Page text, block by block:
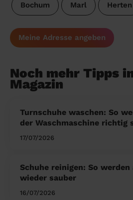
Bochum Marl Herten
Meine Adresse angeben
Noch mehr Tipps
Magazin
Turnschuhe waschen: So
der Waschmaschine richtig
17/07/2026
Schuhe reinigen: So
wieder sauber
16/07/2026